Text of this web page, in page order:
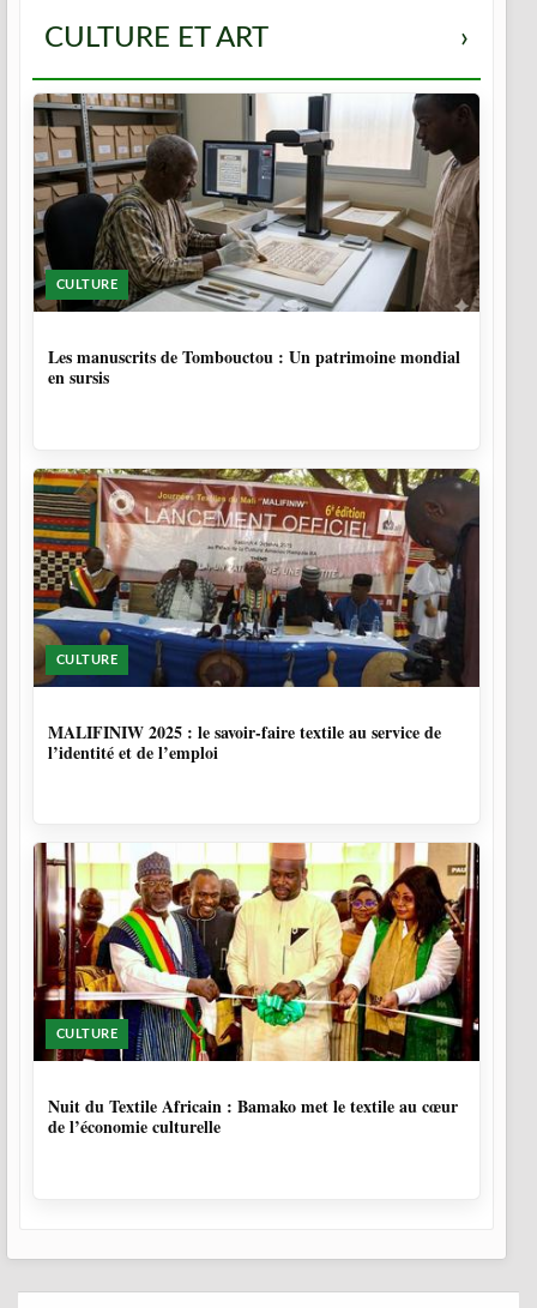
CULTURE ET ART ›
CULTURE
Les manuscrits de Tombouctou : Un patrimoine mondial
en sursis
CULTURE
MALIFINIW 2025 : le savoir-faire textile au service de
l’identité et de l’emploi
CULTURE
Nuit du Textile Africain : Bamako met le textile au cœur
de l’économie culturelle